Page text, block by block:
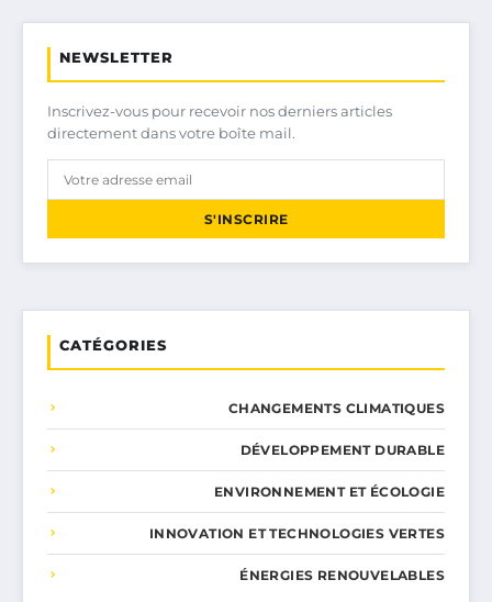
NEWSLETTER
Inscrivez-vous pour recevoir nos derniers articles
directement dans votre boîte mail.
S'INSCRIRE
CATÉGORIES
CHANGEMENTS CLIMATIQUES
DÉVELOPPEMENT DURABLE
ENVIRONNEMENT ET ÉCOLOGIE
INNOVATION ET TECHNOLOGIES VERTES
ÉNERGIES RENOUVELABLES